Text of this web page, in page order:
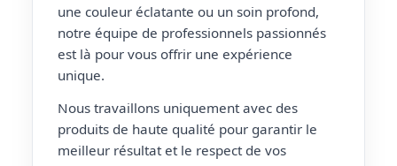
une couleur éclatante ou un soin profond,
notre équipe de professionnels passionnés
est là pour vous offrir une expérience
unique.
Nous travaillons uniquement avec des
produits de haute qualité pour garantir le
meilleur résultat et le respect de vos